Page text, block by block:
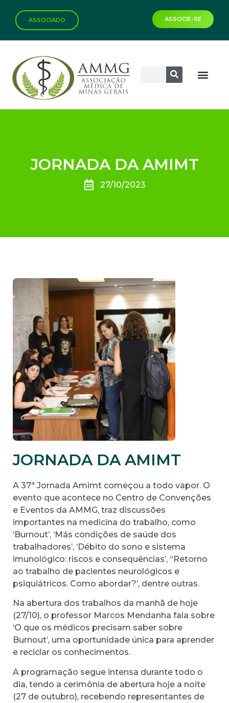
ASSOCIADO ASSOCIE-SE
JORNADA DA AMIMT
27/10/2023
JORNADA DA AMIMT
A 37ª Jornada Amimt começou a todo vapor. O
evento que acontece no Centro de Convenções
e Eventos da AMMG, traz discussões
importantes na medicina do trabalho, como
‘Burnout’, ‘Más condições de saúde dos
trabalhadores’, ‘Débito do sono e sistema
imunológico: riscos e consequências’, “Retorno
ao trabalho de pacientes neurológicos e
psiquiátricos. Como abordar?’, dentre outras.
Na abertura dos trabalhos da manhã de hoje
(27/10), o professor Marcos Mendanha fala sobre
‘O que os médicos precisam saber sobre
Burnout’, uma oportunidade única para aprender
e reciclar os conhecimentos.
A programação segue intensa durante todo o
dia, tendo a cerimônia de abertura hoje a noite
(27 de outubro), recebendo representantes de